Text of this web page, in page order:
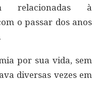
relacionadas à
o passar dos anos
por sua vida, sem
diversas vezes em